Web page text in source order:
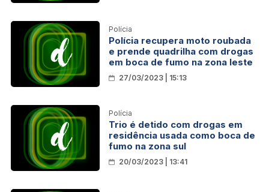
Polícia
Polícia recupera moto roubada
e prende quadrilha com drogas
em boca de fumo na zona leste
27/03/2023 | 15:13
Polícia
Trio é detido com drogas em
residência usada como boca de
fumo na zona sul
20/03/2023 | 13:41